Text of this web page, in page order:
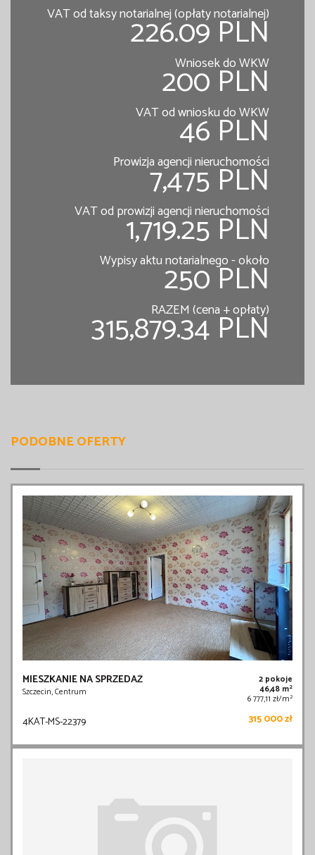
VAT od taksy notarialnej (opłaty notarialnej)
226.09 PLN
Wniosek do WKW
200 PLN
VAT od wniosku do WKW
46 PLN
Prowizja agencji nieruchomości
7,475 PLN
VAT od prowizji agencji nieruchomości
1,719.25 PLN
Wypisy aktu notarialnego - około
250 PLN
RAZEM (cena + opłaty)
315,879.34 PLN
PODOBNE OFERTY
MIESZKANIE NA SPRZEDAŻ
Szczecin, Centrum
2 pokoje
46,48 m2
6 777,11 zł/m2
4KAT-MS-22379 315 000 zł